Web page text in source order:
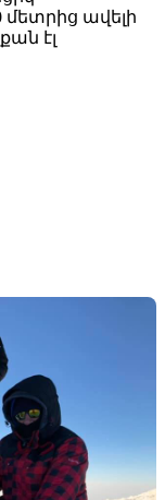
մետրից ավելի
էլ